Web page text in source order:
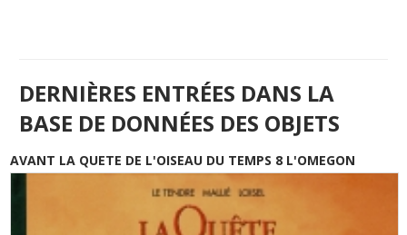
DERNIÈRES ENTRÉES DANS LA
BASE DE DONNÉES DES OBJETS
AVANT LA QUETE DE L'OISEAU DU TEMPS 8 L'OMEGON